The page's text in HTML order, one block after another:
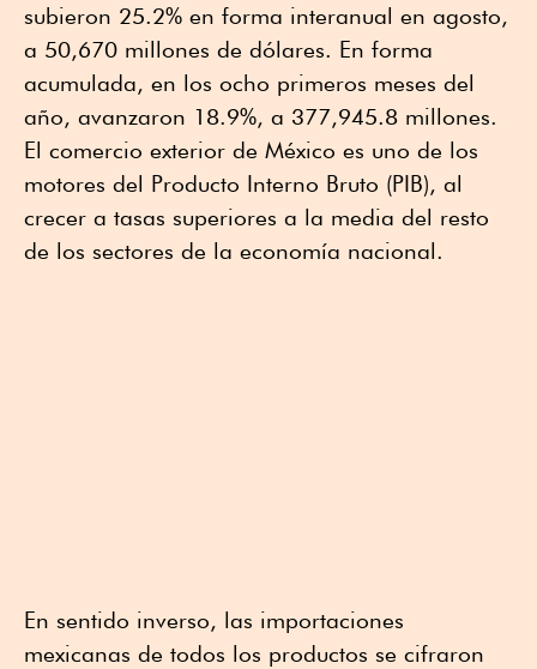
subieron 25.2% en forma interanual en agosto,
a 50,670 millones de dólares. En forma
acumulada, en los ocho primeros meses del
año, avanzaron 18.9%, a 377,945.8 millones.
El comercio exterior de México es uno de los
motores del Producto Interno Bruto (PIB), al
crecer a tasas superiores a la media del resto
de los sectores de la economía nacional.
En sentido inverso, las importaciones
mexicanas de todos los productos se cifraron